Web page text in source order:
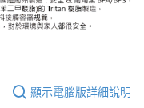
顯示電腦版詳細說明